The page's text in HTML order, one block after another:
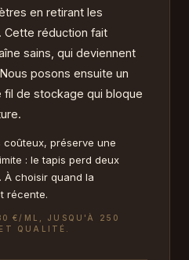
en retirant les
Cette réduction fait
sains, qui deviennent
posons ensuite un
de stockage qui bloque
coûteux, préserve une
: le tapis perd deux
À choisir quand la
récente.
€/ML, JUSQU'À 250
QUALITÉ.